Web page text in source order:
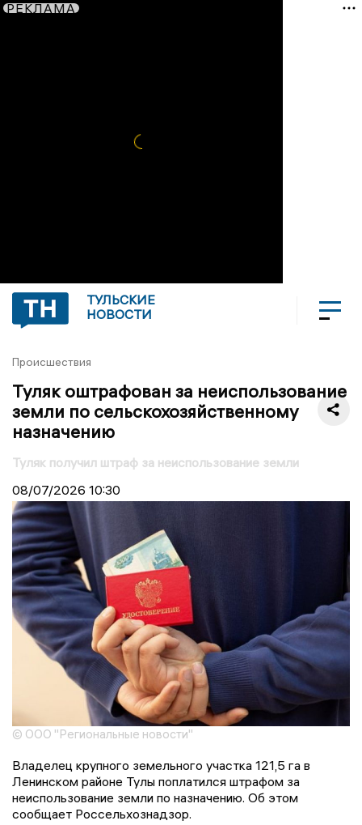
РЕКЛАМА
ТУЛЬСКИЕ
НОВОСТИ
Происшествия
Туляк оштрафован за неиспользование
земли по сельскохозяйственному
назначению
Туляк получил штраф за неиспользование земли
08/07/2026 10:30
© ООО "Региональные новости"
Владелец крупного земельного участка 121,5 га в
Ленинском районе Тулы поплатился штрафом за
неиспользование земли по назначению. Об этом
сообщает Россельхознадзор.